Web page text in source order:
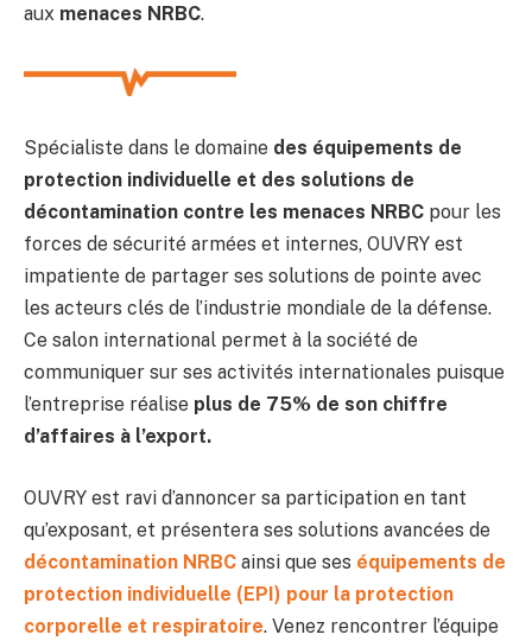
aux menaces NRBC.
Spécialiste dans le domaine des équipements de
protection individuelle et des solutions de
décontamination contre les menaces NRBC pour les
forces de sécurité armées et internes, OUVRY est
impatiente de partager ses solutions de pointe avec
les acteurs clés de l’industrie mondiale de la défense.
Ce salon international permet à la société de
communiquer sur ses activités internationales puisque
l’entreprise réalise plus de 75% de son chiffre
d’affaires à l’export.
OUVRY est ravi d’annoncer sa participation en tant
qu’exposant, et présentera ses solutions avancées de
décontamination NRBC ainsi que ses équipements de
protection individuelle (EPI) pour la protection
corporelle et respiratoire. Venez rencontrer l’équipe